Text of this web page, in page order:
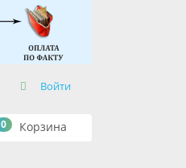
Войти
Корзина
0